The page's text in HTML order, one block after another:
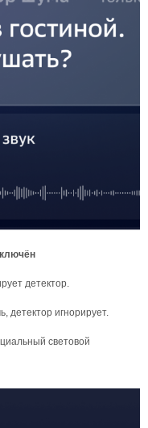
детектор.
детектор игнорирует.
световой